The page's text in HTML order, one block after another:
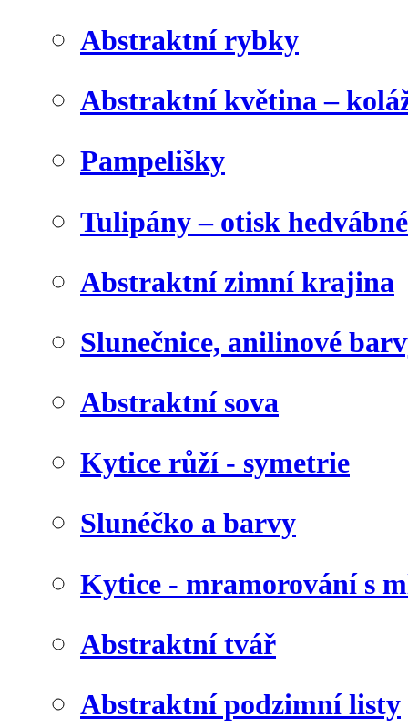
Abstraktní rybky
Abstraktní květina –
Pampelišky
Tulipány – otisk
Abstraktní zimní krajina
Slunečnice, anilinové
Abstraktní sova
Kytice růží - symetrie
Slunéčko a barvy
Kytice - mramorování s
Abstraktní tvář
Abstraktní podzimní listy